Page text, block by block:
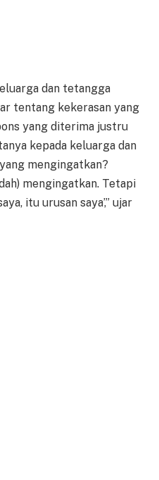
dan tetangga
tentang kekerasan yang
yang diterima justru
kepada keluarga dan
mengingatkan?
mengingatkan. Tetapi
itu urusan saya’,” ujar